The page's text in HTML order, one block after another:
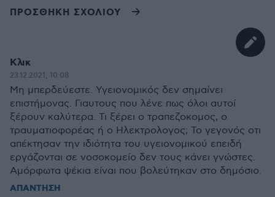
ΠΡΟΣΘΗΚΗ ΣΧΟΛΙΟΥ
Κλικ
23.12.2021, 10:08
Μη μπερδεύεστε. Υγειονομικός δεν σημαίνει
επιστήμονας. Γιαυτους που λένε πως όλοι αυτοί
ξέρουν καλύτερα. Τι ξέρει ο τραπεζοκομος, ο
τραυματιοφορέας ή ο Ηλεκτρολογος; Το γεγονός οτι
απέκτησαν την ιδιότητα του υγειονομικού επειδή
εργάζονται σε νοσοκομείο δεν τους κάνει γνώστες.
Αμόρφωτα ψέκια είναι που βολεύτηκαν στο δημόσιο.
ΑΠΑΝΤΗΣΗ